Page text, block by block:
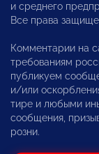
и среднего
Все права
Комментарии на
требованиям
публикуем
и/или
тире и любыми
сообщения,
розни.